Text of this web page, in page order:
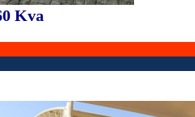
Kva